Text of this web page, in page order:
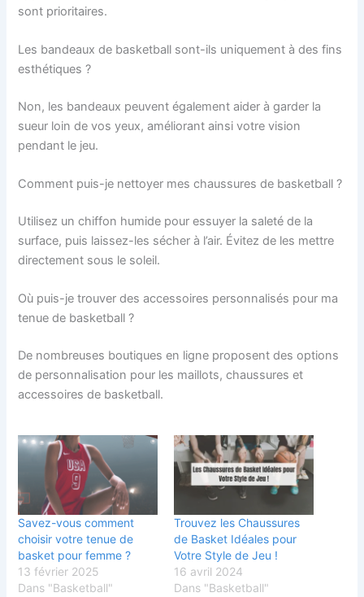
sont prioritaires.
Les bandeaux de basketball sont-ils uniquement à des fins
esthétiques ?
Non, les bandeaux peuvent également aider à garder la
sueur loin de vos yeux, améliorant ainsi votre vision
pendant le jeu.
Comment puis-je nettoyer mes chaussures de basketball ?
Utilisez un chiffon humide pour essuyer la saleté de la
surface, puis laissez-les sécher à l’air. Évitez de les mettre
directement sous le soleil.
Où puis-je trouver des accessoires personnalisés pour ma
tenue de basketball ?
De nombreuses boutiques en ligne proposent des options
de personnalisation pour les maillots, chaussures et
accessoires de basketball.
Savez-vous comment
choisir votre tenue de
basket pour femme ?
13 février 2025
Dans "Basketball"
Trouvez les Chaussures
de Basket Idéales pour
Votre Style de Jeu !
16 avril 2024
Dans "Basketball"